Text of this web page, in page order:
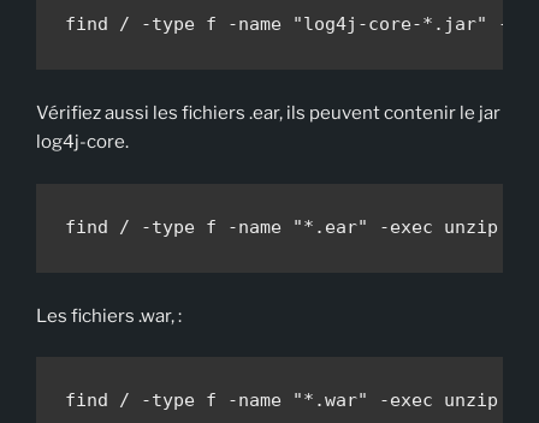
find / -type f -name "log4j-core-*.jar" -
Vérifiez aussi les fichiers .ear, ils peuvent contenir le jar
log4j-core.
find / -type f -name "*.ear" -exec unzip
Les fichiers .war, :
find / -type f -name "*.war" -exec unzip